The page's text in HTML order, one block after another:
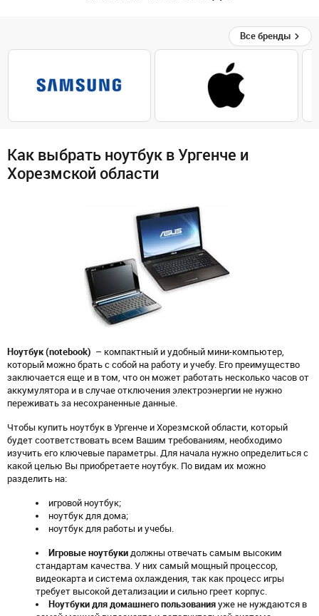
Все бренды
Как выбрать ноутбук в Ургенче и
Хорезмской области
Ноутбук (notebook) – компактный и удобный мини-компьютер,
который можно брать с собой на работу и учебу. Его преимущество
заключается еще и в том, что он может работать несколько часов от
аккумулятора и в случае отключения электроэнергии не нужно
переживать за несохраненные данные.
Чтобы купить ноутбук в Ургенче и Хорезмской области, который
будет соответствовать всем Вашим требованиям, необходимо
изучить его ключевые параметры. Для начала нужно определиться с
какой целью Вы приобретаете ноутбук. По видам их можно
разделить на:
игровой ноутбук;
ноутбук для дома;
ноутбук для работы и учебы.
Игровые ноутбуки должны отвечать самым высоким
стандартам качества. У них самый мощный процессор,
видеокарта и система охлаждения, так как процесс игры
требует высокой детализации и сильно греет корпус.
Ноутбуки для домашнего пользования уже не нуждаются в